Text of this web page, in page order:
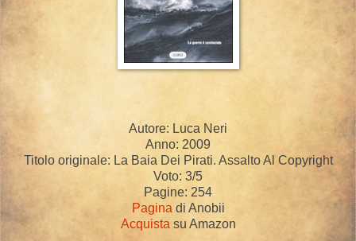
Autore: Luca Neri
Anno: 2009
Titolo originale: La Baia Dei Pirati. Assalto Al Copyright
Voto: 3/5
Pagine: 254
Pagina di Anobii
Acquista su Amazon